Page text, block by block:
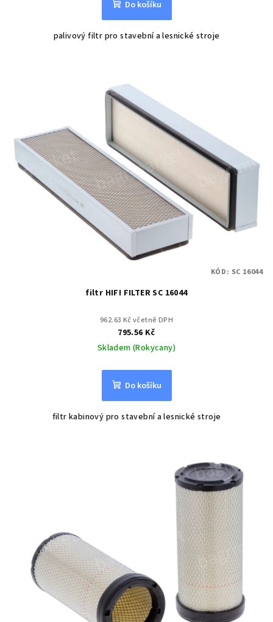
Do košíku
palivový filtr pro stavební a lesnické stroje
filtr HIFI FILTER SC 16044
962.63 Kč včetně DPH
795.56 Kč
Skladem (Rokycany)
Do košíku
filtr kabinový pro stavební a lesnické stroje
KÓD: SC 16044